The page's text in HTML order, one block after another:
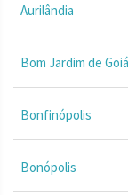
Aurilândia
Bom Jardim de
Bonfinópolis
Bonópolis